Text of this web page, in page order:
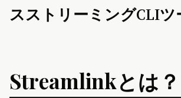
スストリーミングCLIツ
Streamlinkとは？